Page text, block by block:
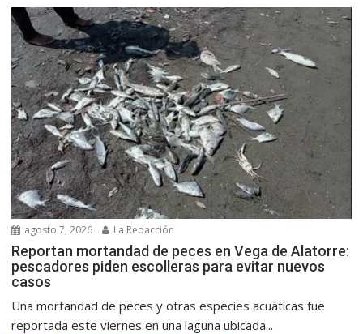
agosto 7, 2026 La Redacción
Reportan mortandad de peces en Vega de Alatorre:
pescadores piden escolleras para evitar nuevos
casos
Una mortandad de peces y otras especies acuáticas fue
reportada este viernes en una laguna ubicada...